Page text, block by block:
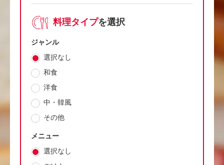
料理タイプを選択
ジャンル
選択なし
和食
洋食
中・韓風
その他
メニュー
選択なし